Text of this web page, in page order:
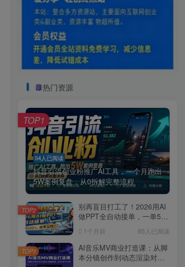
热门资源
54人已阅读
抖音引流创业粉推广AI工具，一个月跑出
5W案例复盘，从0拆解完整流程
TOP1
别再盲目打工了！2026用AI
做PPT全自动接单，一单5张
1个月前 85人已阅读
TOP2
AI音乐MV商业打造课：从脚
本分镜创作到动态渲染对口
TOP3